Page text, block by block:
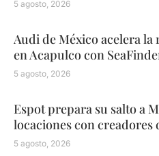
5 agosto, 2026
Audi de México acelera
en Acapulco con
5 agosto, 2026
Espot prepara su salto a
locaciones con creadores
5 agosto, 2026